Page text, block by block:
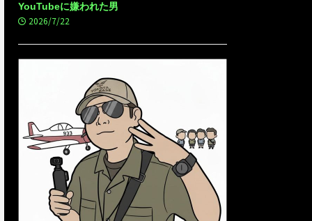
YouTubeに嫌われた男
2026/7/22